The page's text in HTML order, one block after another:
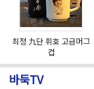
최정 九단 휘호 고급머그
컵
바둑TV